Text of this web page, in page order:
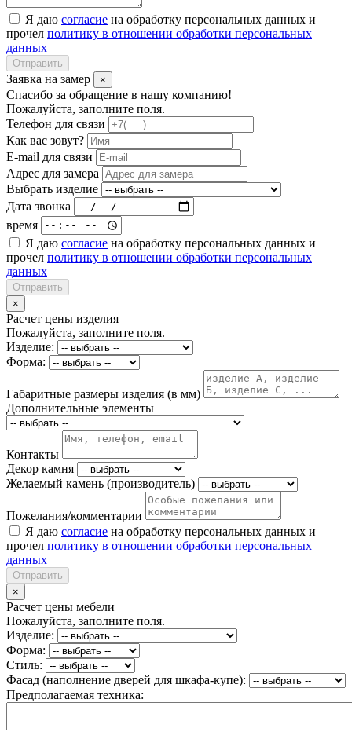
Я даю согласие на обработку персональных данных и
прочел политику в отношении обработки персональных
данных
Отправить
Заявка на замер ×
Спасибо за обращение в нашу компанию!
Пожалуйста, заполните поля.
Телефон для связи
Как вас зовут?
E-mail для связи
Адрес для замера
Выбрать изделие
Дата звонка
время
Я даю согласие на обработку персональных данных и
прочел политику в отношении обработки персональных
данных
Отправить
×
Расчет цены изделия
Пожалуйста, заполните поля.
Изделие:
Форма:
Габаритные размеры изделия (в мм)
Дополнительные элементы
Контакты
Декор камня
Желаемый камень (производитель)
Пожелания/комментарии
Я даю согласие на обработку персональных данных и
прочел политику в отношении обработки персональных
данных
Отправить
×
Расчет цены мебели
Пожалуйста, заполните поля.
Изделие:
Форма:
Стиль:
Фасад (наполнение дверей для шкафа-купе):
Предполагаемая техника: